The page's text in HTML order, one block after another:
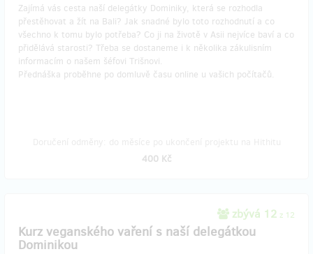
Zajímá vás cesta naší delegátky Dominiky, která se rozhodla
přestěhovat a žít na Bali? Jak snadné bylo toto rozhodnutí a co
všechno k tomu bylo potřeba? Co ji na životě v Asii nejvíce baví a co
přidělává starosti? Třeba se dostaneme i k několika zákulisním
informacím o našem šéfovi Trišnovi.
Přednáška proběhne po domluvě času online u vašich počítačů.
400 Kč
zbývá 12 z 12
Kurz veganského vaření s naší delegátkou
Dominikou